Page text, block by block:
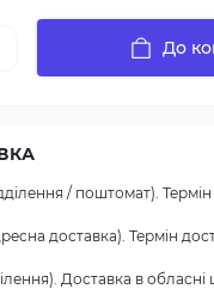
До
/ поштомат).
доставка). Термін
Доставка в обласні